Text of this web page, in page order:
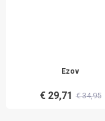
Ezov
€ 29,71 € 34,95